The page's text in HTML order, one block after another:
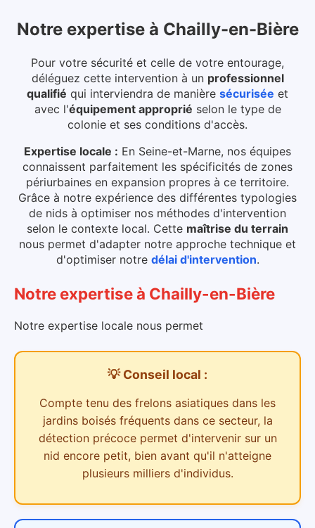
Notre expertise à Chailly-en-Bière
Pour votre sécurité et celle de votre entourage,
déléguez cette intervention à un professionnel
qualifié qui interviendra de manière sécurisée et
avec l'équipement approprié selon le type de
colonie et ses conditions d'accès.
Expertise locale : En Seine-et-Marne, nos équipes
connaissent parfaitement les spécificités de zones
périurbaines en expansion propres à ce territoire.
Grâce à notre expérience des différentes typologies
de nids à optimiser nos méthodes d'intervention
selon le contexte local. Cette maîtrise du terrain
nous permet d'adapter notre approche technique et
d'optimiser notre délai d'intervention.
Notre expertiseà Chailly-en-Bière
Notre expertise locale nous permet
💡 Conseil local :
Compte tenu des frelons asiatiques dans les
jardins boisés fréquents dans ce secteur, la
détection précoce permet d'intervenir sur un
nid encore petit, bien avant qu'il n'atteigne
plusieurs milliers d'individus.